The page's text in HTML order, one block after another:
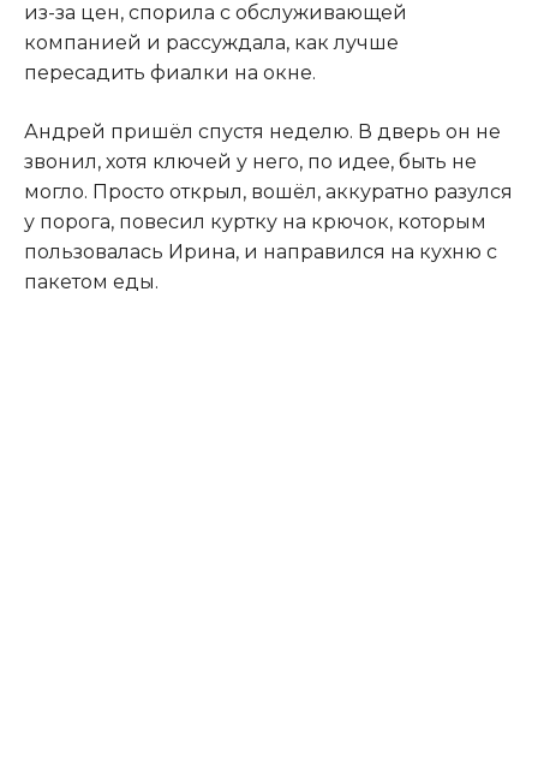
из-за цен, спорила с обслуживающей
компанией и рассуждала, как лучше
пересадить фиалки на окне.
Андрей пришёл спустя неделю. В дверь он не
звонил, хотя ключей у него, по идее, быть не
могло. Просто открыл, вошёл, аккуратно разулся
у порога, повесил куртку на крючок, которым
пользовалась Ирина, и направился на кухню с
пакетом еды.